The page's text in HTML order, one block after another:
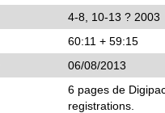
4-8, 10-13 ? 2003
60:11 + 59:15
06/08/2013
6 pages de
registrations.